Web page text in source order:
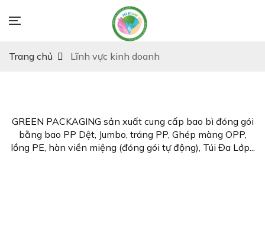
Trang chủ Lĩnh vực kinh doanh
GREEN PACKAGING sản xuất cung cấp bao bì đóng gói
bằng bao PP Dệt, Jumbo, tráng PP, Ghép màng OPP,
lồng PE, hàn viền miệng (đóng gói tự động), Túi Đa Lớp...